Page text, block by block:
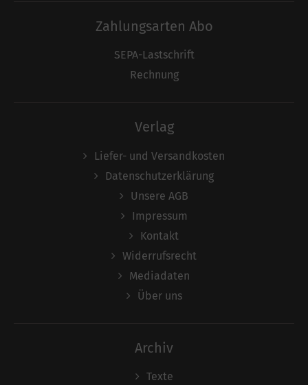
Zahlungsarten Abo
SEPA-Lastschrift
Rechnung
Verlag
Liefer- und Versandkosten
Datenschutzerklärung
Unsere AGB
Impressum
Kontakt
Widerrufsrecht
Mediadaten
Über uns
Archiv
Texte